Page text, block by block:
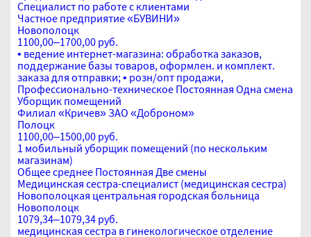
Специалист по работе с клиентами
Частное предприятие «БУВИНИ»
Новополоцк
1100,00–1700,00 руб.
• ведение интернет-магазина: обработка заказов,
поддержание базы товаров, оформлен. и комплект.
заказа для отправки; • розн/опт продажи,
Профессионально-техническое Постоянная Одна смена
Уборщик помещений
Филиал «Кричев» ЗАО «Доброном»
Полоцк
1100,00–1500,00 руб.
1 мобильный уборщик помещений (по нескольким
магазинам)
Общее среднее Постоянная Две смены
Медицинская сестра-специалист (медицинская сестра)
Новополоцкая центральная городская больница
Новополоцк
1079,34–1079,34 руб.
медицинская сестра в гинекологическое отделение